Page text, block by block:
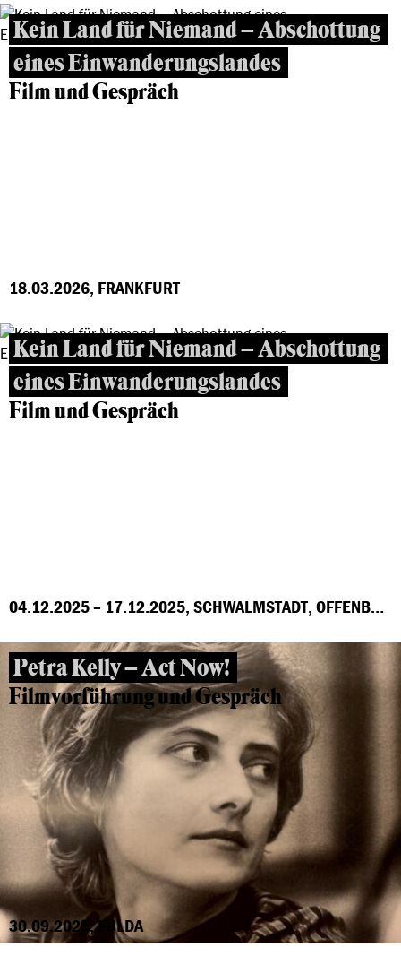
Kein Land für Niemand – Abschottung
eines Einwanderungslandes
Film und Gespräch
18.03.2026, FRANKFURT
Kein Land für Niemand – Abschottung
eines Einwanderungslandes
Film und Gespräch
04.12.2025 – 17.12.2025, SCHWALMSTADT, OFFENBACH, MARBURG, FRANKFURT, GROSS-GERAU, HÖCHST
Petra Kelly – Act Now!
Filmvorführung und Gespräch
30.09.2025, FULDA